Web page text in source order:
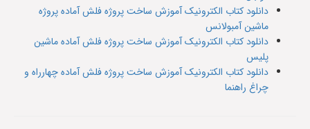
دانلود کتاب الکترونیک آموزش ساخت پروژه فلش آماده پروژه
ماشین آمبولانس
دانلود کتاب الکترونیک آموزش ساخت پروژه فلش آماده ماشین
پلیس
دانلود کتاب الکترونیک آموزش ساخت پروژه فلش آماده چهارراه و
چراغ راهنما